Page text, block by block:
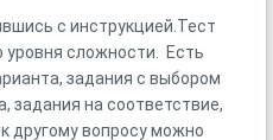
с инструкцией.Тест
уровня сложности. Есть
задания с выбором
задания на соответствие,
другому вопросу можно